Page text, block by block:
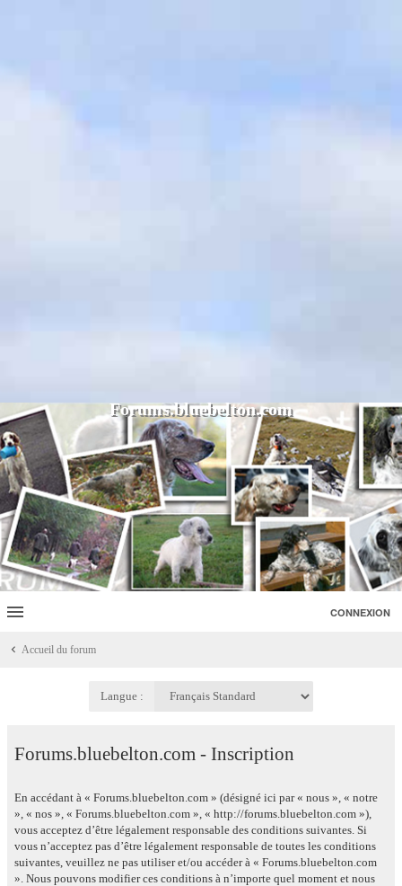
Forums.bluebelton.com
CONNEXION
Accueil du forum
Langue :
Forums.bluebelton.com - Inscription
En accédant à « Forums.bluebelton.com » (désigné ici par « nous », « notre
», « nos », « Forums.bluebelton.com », « http://forums.bluebelton.com »),
vous acceptez d’être légalement responsable des conditions suivantes. Si
vous n’acceptez pas d’être légalement responsable de toutes les conditions
suivantes, veuillez ne pas utiliser et/ou accéder à « Forums.bluebelton.com
». Nous pouvons modifier ces conditions à n’importe quel moment et nous